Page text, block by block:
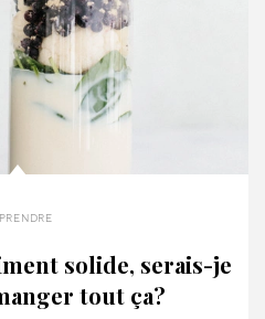
solide, serais-je
tout ça?